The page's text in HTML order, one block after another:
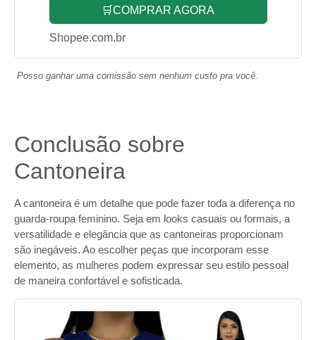
🛒COMPRAR AGORA
Shopee.com.br
Posso ganhar uma comissão sem nenhum custo pra você.
Conclusão sobre
Cantoneira
A cantoneira é um detalhe que pode fazer toda a diferença no
guarda-roupa feminino. Seja em looks casuais ou formais, a
versatilidade e elegância que as cantoneiras proporcionam
são inegáveis. Ao escolher peças que incorporam esse
elemento, as mulheres podem expressar seu estilo pessoal
de maneira confortável e sofisticada.